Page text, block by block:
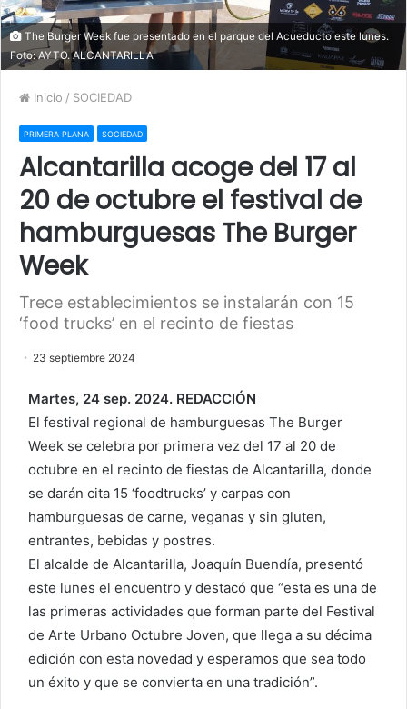
The Burger Week fue presentado en el parque del Acueducto este lunes.
Foto: AYTO. ALCANTARILLA
Inicio / SOCIEDAD
PRIMERA PLANA SOCIEDAD
Alcantarilla acoge del 17 al
20 de octubre el festival de
hamburguesas The Burger
Week
Trece establecimientos se instalarán con 15
‘food trucks’ en el recinto de fiestas
23 septiembre 2024
Martes, 24 sep. 2024. REDACCIÓN
El festival regional de hamburguesas The Burger
Week se celebra por primera vez del 17 al 20 de
octubre en el recinto de fiestas de Alcantarilla, donde
se darán cita 15 ‘foodtrucks’ y carpas con
hamburguesas de carne, veganas y sin gluten,
entrantes, bebidas y postres.
El alcalde de Alcantarilla, Joaquín Buendía, presentó
este lunes el encuentro y destacó que “esta es una de
las primeras actividades que forman parte del Festival
de Arte Urbano Octubre Joven, que llega a su décima
edición con esta novedad y esperamos que sea todo
un éxito y que se convierta en una tradición”.